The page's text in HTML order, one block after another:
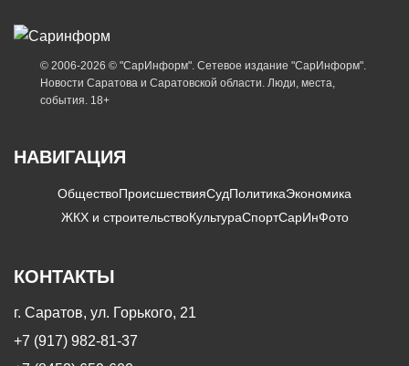
© 2006-2026 © "СарИнформ". Сетевое издание "СарИнформ".
Новости Саратова и Саратовской области. Люди, места,
события. 18+
НАВИГАЦИЯ
ОбществоПроисшествияСудПолитикаЭкономика
ЖКХ и строительствоКультураСпортСарИнФото
КОНТАКТЫ
г. Саратов, ул. Горького, 21
+7 (917) 982-81-37